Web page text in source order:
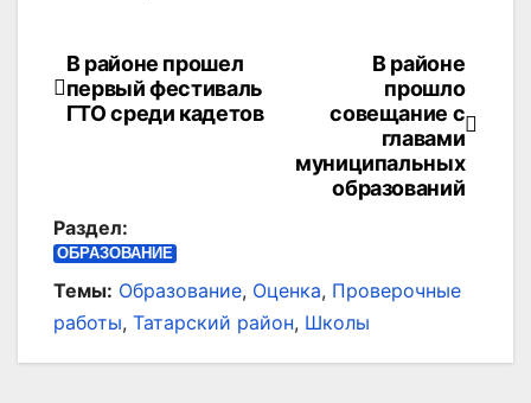
Навигация
по
В районе
прошло
совещание с
главами
муниципальных
образований
В районе прошел
первый фестиваль
ГТО среди кадетов
Раздел:
ОБРАЗОВАНИЕ
Темы: Образование, Оценка, Проверочные
работы, Татарский район, Школы